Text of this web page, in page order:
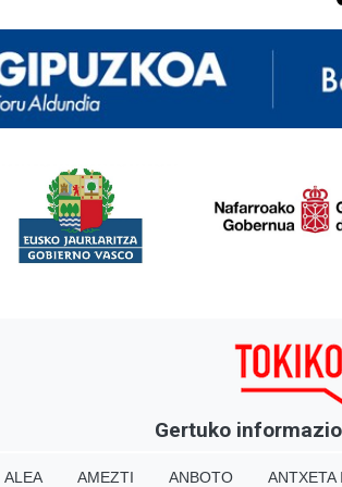
Gertuko
ALEA AMEZTI ANBOTO ANTXETA